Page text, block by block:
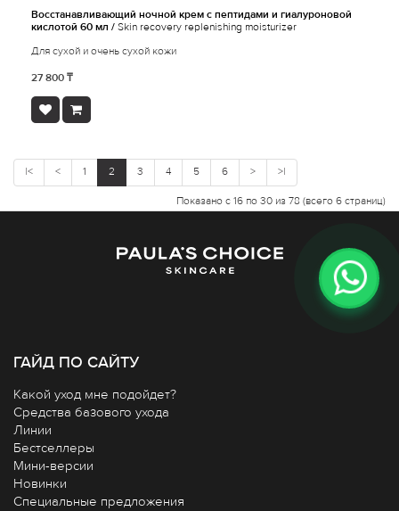
Восстанавливающий ночной крем с пептидами и гиалуроновой
кислотой 60 мл / Skin recovery replenishing moisturizer
Для сухой и очень сухой кожи
27 800 ₸
|< < 1 2 3 4 5 6 > >|
Показано с 16 по 30 из 78 (всего 6 страниц)
ГАЙД ПО САЙТУ
Какой уход мне подойдет?
Средства базового ухода
Линии
Бестселлеры
Мини-версии
Новинки
Специальные предложения